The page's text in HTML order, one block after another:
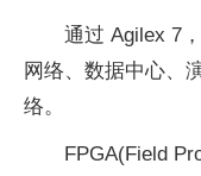
通过 Agilex 7
网络、数据中心、
络。
FPGA(Field